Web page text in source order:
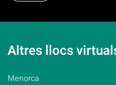
Altres llocs
Menorca